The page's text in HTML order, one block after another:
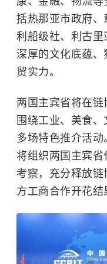
括热那亚市政府
利船级社、利古
深厚的文化底蕴
贸实力。
两国主宾省将在
围绕工业、美食
多场特色推介活
将组织两国主宾
考察，充分释放链
方工商合作开花结